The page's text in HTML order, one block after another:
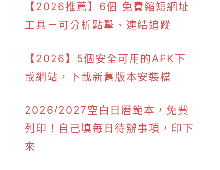
【2026推薦】6個 免費縮短網址
工具－可分析點擊、連結追蹤
【2026】5個安全可用的APK下
載網站，下載新舊版本安裝檔
2026/2027空白日曆範本，免費
列印！自己填每日待辦事項，印下
來